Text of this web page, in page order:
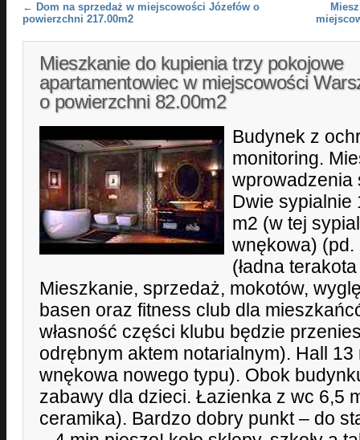
Post navigation
← Dom na sprzedaż w miejscowości Józefów o
powierzchni 217.00m2
Mieszkanie do kupienia trzy pokojowe
apartamentowiec w miejscowości
o powierzchni 82.00m2
Budynek z
monitoring.
wprowadzenia
Dwie sypialnie
m2 (w tej
wnękowa) (pd.
(ładna
Mieszkanie, sprzedaż, mokotów,
basen oraz fitness club dla
własność części klubu będzie
odrębnym aktem notarialnym). Hall 13
wnękowa nowego typu). Obok
zabawy dla dzieci. Łazienka z wc 6,5
ceramika). Bardzo dobry punkt – do